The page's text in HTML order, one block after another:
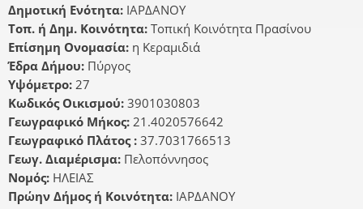
Δημοτική Ενότητα: ΙΑΡΔΑΝΟΥ
Τοπ. ή Δημ. Κοινότητα: Τοπική Κοινότητα Πρασίνου
Επίσημη Ονομασία: η Κεραμιδιά
Έδρα Δήμου: Πύργος
Υψόμετρο: 27
Κωδικός Οικισμού: 3901030803
Γεωγραφικό Μήκος: 21.4020576642
Γεωγραφικό Πλάτος : 37.7031766513
Γεωγ. Διαμέρισμα: Πελοπόννησος
Νομός: ΗΛΕΙΑΣ
Πρώην Δήμος ή Κοινότητα: ΙΑΡΔΑΝΟΥ